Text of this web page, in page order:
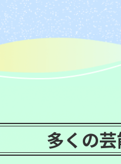
多くの